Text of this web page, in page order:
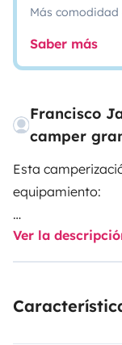
Más
Saber más
Francisco
camper
Esta
equipamiento:
Aislamiento
techo.
Mobiliario
Ver la